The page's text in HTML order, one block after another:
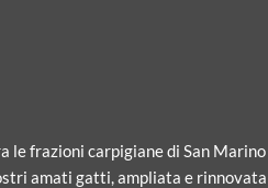
frazioni carpigiane di San Marino
amati gatti, ampliata e rinnovata